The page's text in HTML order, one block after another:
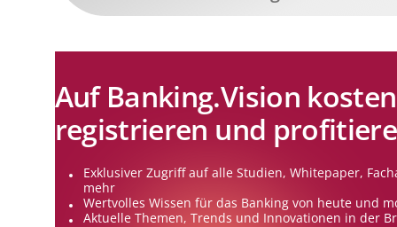
Auf Banking.Vision
registrieren und
Exklusiver Zugriff auf alle Studien, Whitepaper,
mehr
Wertvolles Wissen für das Banking von heute und
Aktuelle Themen, Trends und Innovationen in der